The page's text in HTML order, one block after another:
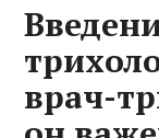
врач-